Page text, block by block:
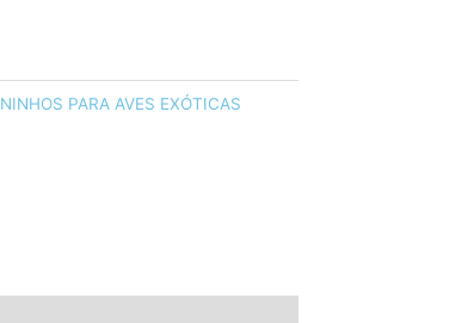
NINHOS PARA AVES EXÓTICAS